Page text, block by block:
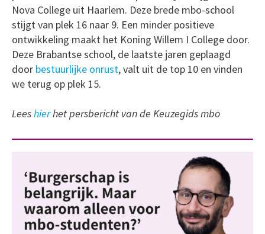
Nova College uit Haarlem. Deze brede mbo-school
stijgt van plek 16 naar 9. Een minder positieve
ontwikkeling maakt het Koning Willem I College door.
Deze Brabantse school, de laatste jaren geplaagd
door bestuurlijke onrust, valt uit de top 10 en vinden
we terug op plek 15.
Leeshierhet persbericht van de Keuzegids mbo